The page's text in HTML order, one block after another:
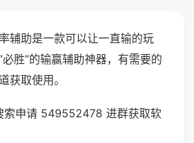
辅助是一款可以让一直输的玩
胜”的输赢辅助神器，有需要的
获取使用。
索申请 549552478 进群获取软